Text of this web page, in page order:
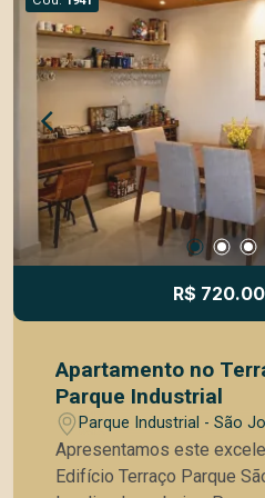
uma excelente estrutura
Entre em contato e agende
R$
Apartamento no
Parque Industrial
Parque Industrial - São
Apresentamos este
Edifício Terraço Parque